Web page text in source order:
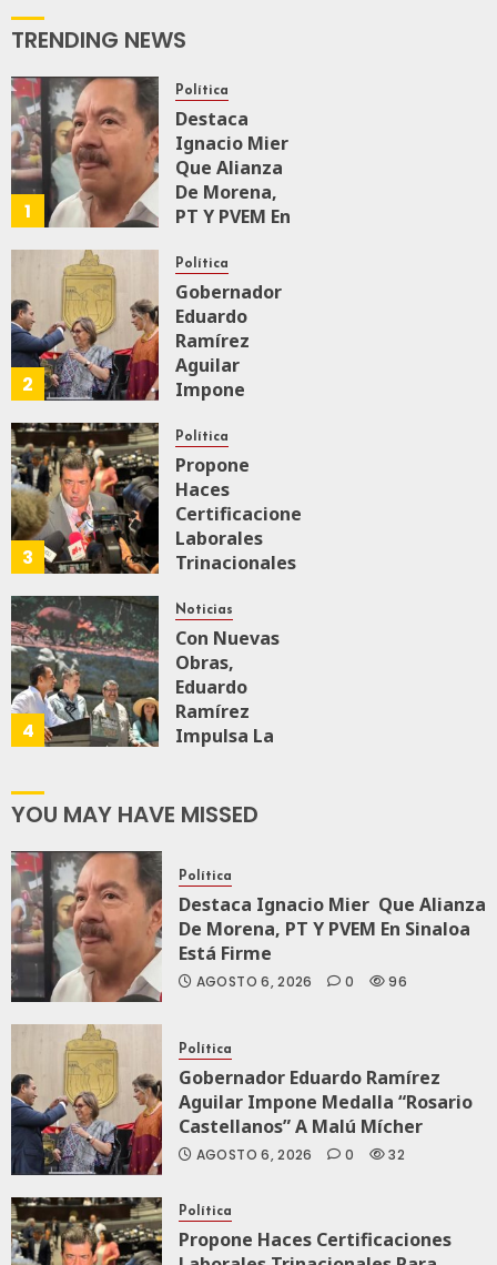
De
Del Tren
Maya De
Carga
JULIO 18, 2026
0
155
TRENDING NEWS
1
Política
Destaca
Ignacio Mier
Que Alianza
De Morena,
PT Y PVEM En
Firme
AGOSTO 6, 2026
0
96
2
Política
Gobernador
Eduardo
Ramírez
Aguilar
Impone
“Rosario
Castellanos”
A
Malú Mícher
AGOSTO 6, 2026
3
Política
Propone
Haces
Certificaciones
Laborales
Trinacionales
A México Para
Nueva
Economía
AGOSTO 5, 2026
0
59
4
Noticias
Con Nuevas
Obras,
Eduardo
Ramírez
Impulsa La
ZooMAT
YOU MAY HAVE MISSED
Política
Destaca Ignacio Mier Que Alianza
De Morena, PT Y PVEM En Sinaloa
Está Firme
AGOSTO 6, 2026 0 96
Política
Gobernador Eduardo Ramírez
Aguilar Impone Medalla “Rosario
Castellanos” A Malú Mícher
AGOSTO 6, 2026 0 32
Política
Propone Haces Certificaciones